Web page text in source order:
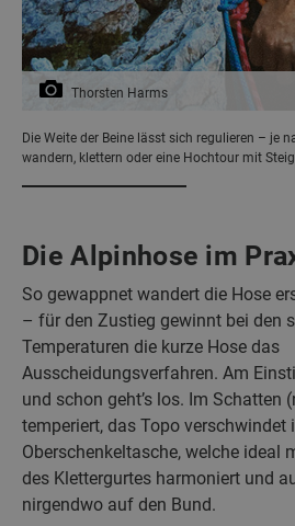
Thorsten Harms
Die Weite der Beine lässt sich regulieren – je
wandern, klettern oder eine Hochtour mit
Die Alpinhose im
So gewappnet wandert die Hose
– für den Zustieg gewinnt bei den
Temperaturen die kurze Hose das
Ausscheidungsverfahren. Am
und schon geht’s los. Im Schatten
temperiert, das Topo verschwindet
Oberschenkeltasche, welche ideal
des Klettergurtes harmoniert und
nirgendwo auf den Bund.